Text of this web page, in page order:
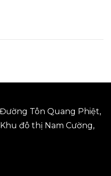
Tôn Quang Phiệt,
đô thị Nam Cường,